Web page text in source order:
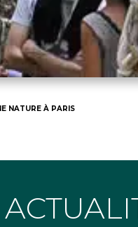
NATURE À PARIS